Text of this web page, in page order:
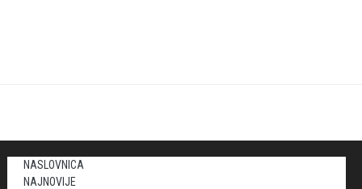
NASLOVNICA
NAJNOVIJE